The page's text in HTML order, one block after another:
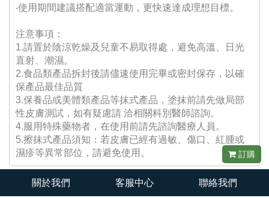
‧使用期間建議搭配適當運動，更快速達成理想目標。
注意事項：
1.請置於陰涼乾燥及兒童不易取得處，避免高溫、日光
直射、潮濕。
2.食品類產品拆封後請儘速使用完畢或密封保存，以確
保產品最佳品質
3.保養品或美體類產品等抹式產品，塗抹前請先做局部
性皮膚測試，如有疑慮請 洽相關科別醫師諮詢。
4.服用特殊藥物者，在使用前請先諮詢醫療人員。
5.擦抹式產品須知：若皮膚已經有過敏、傷口、紅腫或
濕疹等異常部位，請避免使用。
訂購
關於我們 客服中心 聯絡我們